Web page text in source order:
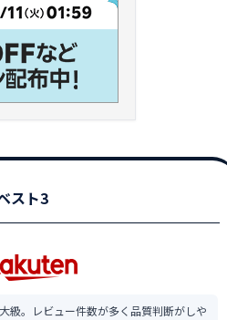
スト3
級。レビュー件数が多く品質判断がしや